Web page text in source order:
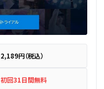
2,189円（税込）
初回31日間無料